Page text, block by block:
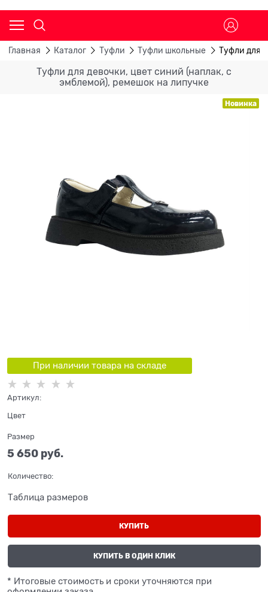
Главная Каталог Туфли Туфли школьные Туфли для
Туфли для девочки, цвет синий (наплак, с
эмблемой), ремешок на липучке
Новинка
При наличии товара на складе
Артикул:
Цвет
Размер
5 650 руб.
Количество:
Таблица размеров
КУПИТЬ
КУПИТЬ В ОДИН КЛИК
* Итоговые стоимость и сроки уточняются при